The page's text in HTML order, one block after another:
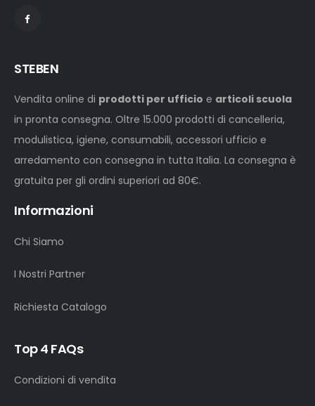
STEBEN
Vendita online di prodotti per ufficio e articoli scuola
in pronta consegna. Oltre 15.000 prodotti di cancelleria,
modulistica, igiene, consumabili, accessori ufficio e
arredamento con consegna in tutta Italia. La consegna è
gratuita per gli ordini superiori ad 80€.
Informazioni
Chi Siamo
I Nostri Partner
Richiesta Catalogo
Top 4 FAQs
Condizioni di vendita